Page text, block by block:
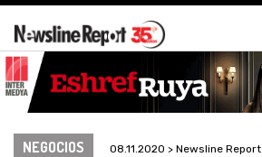
NEGOCIOS 08.11.2020 > Newsline Report